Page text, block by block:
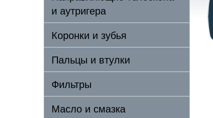
и аутригера
Коронки и зубья
Пальцы и втулки
Фильтры
Масло и смазка